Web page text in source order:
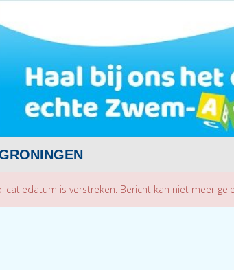
is verstreken. Bericht kan niet meer